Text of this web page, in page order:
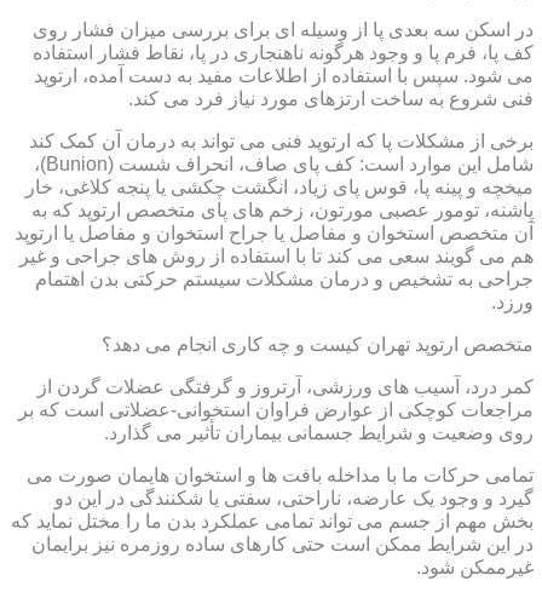
در اسکن سه بعدی پا از وسیله ای برای بررسی میزان فشار روی
کف پا، فرم پا و وجود هرگونه ناهنجاری در پا، نقاط فشار استفاده
می شود. سپس با استفاده از اطلاعات مفید به دست آمده، ارتوپد
فنی شروع به ساخت ارتزهای مورد نیاز فرد می کند.
برخی از مشکلات پا که ارتوپد فنی می تواند به درمان آن کمک کند
شامل این موارد است: کف پای صاف، انحراف شست (Bunion)،
میخچه و پینه پا، قوس پای زیاد، انگشت چکشی یا پنجه کلاغی، خار
پاشنه، تومور عصبی مورتون، زخم های پای متخصص ارتوپد که به
آن متخصص استخوان و مفاصل یا جراح استخوان و مفاصل یا ارتوپد
هم می گویند سعی می کند تا با استفاده از روش های جراحی و غیر
جراحی به تشخیص و درمان مشکلات سیستم حرکتی بدن اهتمام
ورزد.
متخصص ارتوپد تهران کیست و چه کاری انجام می دهد؟
کمر درد، آسیب های ورزشی، آرتروز و گرفتگی عضلات گردن از
مراجعات کوچکی از عوارض فراوان استخوانی-عضلاتی است که بر
روی وضعیت و شرایط جسمانی بیماران تأثیر می گذارد.
تمامی حرکات ما با مداخله بافت ها و استخوان هایمان صورت می
گیرد و وجود یک عارضه، ناراحتی، سفتی یا شکنندگی در این دو
بخش مهم از جسم می تواند تمامی عملکرد بدن ما را مختل نماید که
در این شرایط ممکن است حتی کارهای ساده روزمره نیز برایمان
غیرممکن شود.